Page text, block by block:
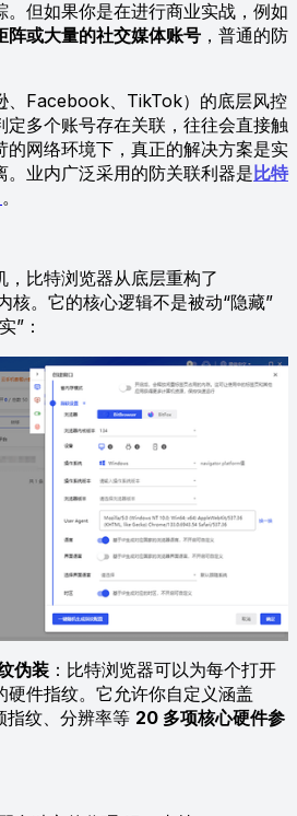
。但如果你是在进行商业实战，例如
阵或大量的社交媒体账号 ，普通的防
Facebook、TikTok）的底层风控
定多个账号存在关联，往往会直接触
的网络环境下，真正的解决方案是实
。业内广泛采用的防关联利器是 比特
。
比特浏览器从底层重构了
。它的核心逻辑不是被动“隐藏”
”：
伪装 ：比特浏览器可以为每个打开
硬件指纹。它允许你自定义涵盖
指纹、分辨率等 20 多项核心硬件参